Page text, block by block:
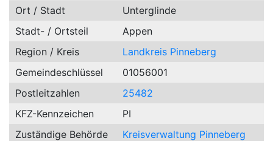
Ort / Stadt
Unterglinde
Stadt- / Ortsteil
Appen
Region / Kreis
Landkreis Pinneberg
Gemeindeschlüssel
01056001
Postleitzahlen
25482
KFZ-Kennzeichen
PI
Zuständige Behörde
Kreisverwaltung Pinneberg